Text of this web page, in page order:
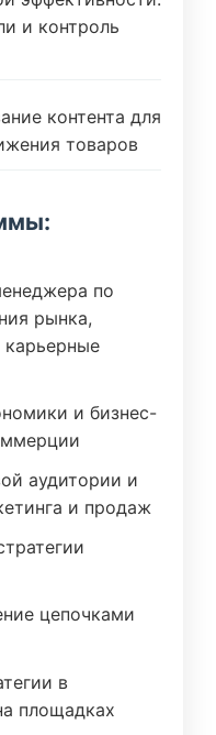
и контроль
контента для
товаров
по
рынка,
карьерные
и бизнес-
аудитории и
и продаж
цепочками
в
площадках